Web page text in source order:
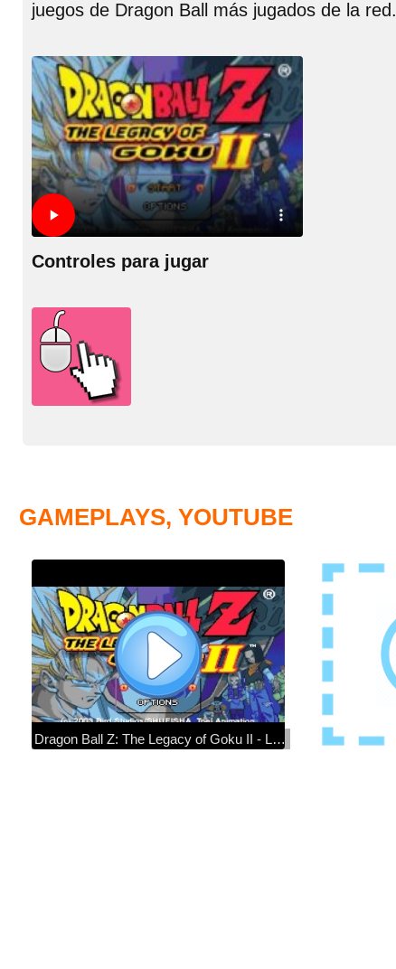
juegos de Dragon Ball más jugados de la red.
Controles para jugar
GAMEPLAYS, YOUTUBE
Dragon Ball Z: The Legacy of Goku II - Longplay | GBA